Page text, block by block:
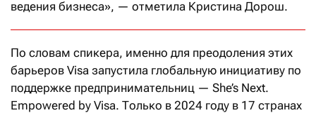
ведения бизнеса», — отметила Кристина Дорош.
По словам спикера, именно для преодоления этих
барьеров Visa запустила глобальную инициативу по
поддержке предпринимательниц — She’s Next.
Empowered by Visa. Только в 2024 году в 17 странах